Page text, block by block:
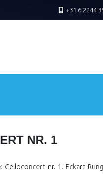
+31 6 2244
NR. 1
: Celloconcert nr. 1. Eckart